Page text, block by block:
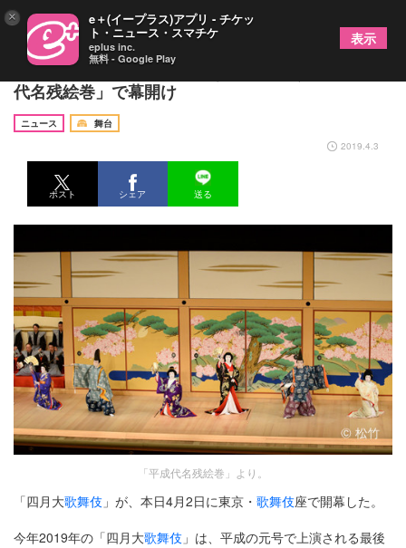
平成最後の大歌舞伎、新たな元号を祝う新作「平成
代名残絵巻」で幕開け
ニュース
舞台
2019.4.3
ポスト シェア 送る
「平成代名残絵巻」より。
「四月大歌舞伎 」が、本日4月2日に東京・ 歌舞伎座で開幕した。
今年2019年の「四月大歌舞伎 」は、平成の元号で上演される最後
× e＋(イープラス)アプリ - チケッ
ト・ニュース・スマチケ
eplus inc.
無料 - Google Play
表示